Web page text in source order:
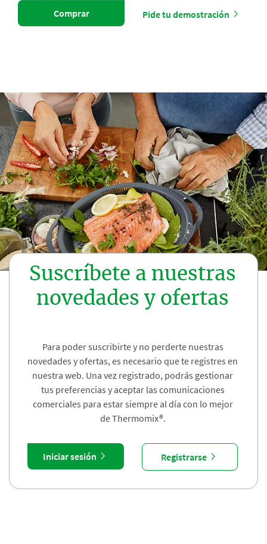
Comprar Pide tu demostración
Suscríbete a nuestras
novedades y ofertas
Para poder suscribirte y no perderte nuestras
novedades y ofertas, es necesario que te registres en
nuestra web. Una vez registrado, podrás gestionar
tus preferencias y aceptar las comunicaciones
comerciales para estar siempre al día con lo mejor
de Thermomix®.
Iniciar sesión Registrarse